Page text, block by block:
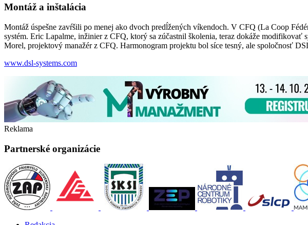
Montáž a inštalácia
Montáž úspešne zavŕšili po menej ako dvoch predĺžených víkendoch. V CFQ (La Coop
systém. Eric Lapalme, inžinier z CFQ, ktorý sa zúčastnil školenia, teraz dokáže modifikovať
Morel, projektový manažér z CFQ. Harmonogram projektu bol síce tesný, ale spoločnosť
www.dsl-systems.com
Reklama
Partnerské organizácie